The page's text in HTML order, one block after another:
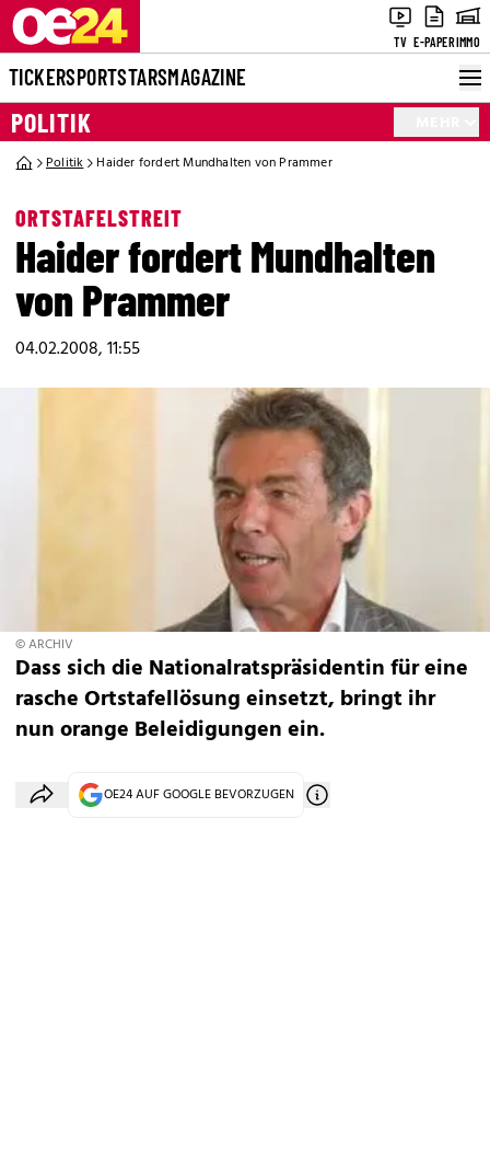
TV E-PAPERIMMO
TICKERSPORTSTARSMAGAZINE
POLITIK
Politik Haider fordert Mundhalten von Prammer
ORTSTAFELSTREIT
Haider fordert Mundhalten
von Prammer
04.02.2008, 11:55
© ARCHIV
Dass sich die Nationalratspräsidentin für eine
rasche Ortstafellösung einsetzt, bringt ihr
nun orange Beleidigungen ein.
OE24 AUF GOOGLE BEVORZUGEN